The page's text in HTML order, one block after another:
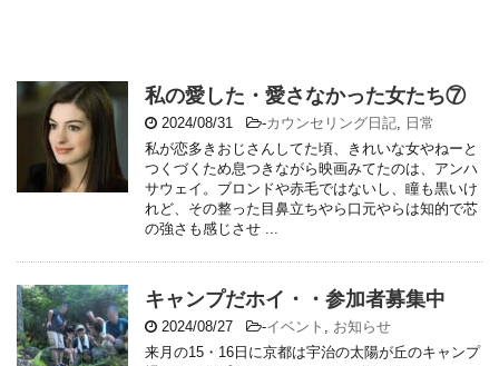
私の愛した・愛さなかった女たち⑦
2024/08/31 -カウンセリング日記, 日常
私が恋多きおじさんしてた頃、きれいな女やねーと
つくづくため息つきながら映画みてたのは、アンハ
サウェイ。ブロンドや赤毛ではないし、瞳も黒いけ
れど、その整った目鼻立ちやら口元やらは知的で芯
の強さも感じさせ ...
キャンプだホイ・・参加者募集中
2024/08/27 -イベント , お知らせ
来月の15・16日に京都は宇治の太陽が丘のキャンプ